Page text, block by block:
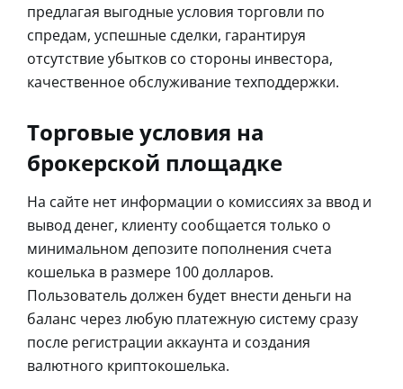
предлагая выгодные условия торговли по
спредам, успешные сделки, гарантируя
отсутствие убытков со стороны инвестора,
качественное обслуживание техподдержки.
Торговые условия на
брокерской площадке
На сайте нет информации о комиссиях за ввод и
вывод денег, клиенту сообщается только о
минимальном депозите пополнения счета
кошелька в размере 100 долларов.
Пользователь должен будет внести деньги на
баланс через любую платежную систему сразу
после регистрации аккаунта и создания
валютного криптокошелька.